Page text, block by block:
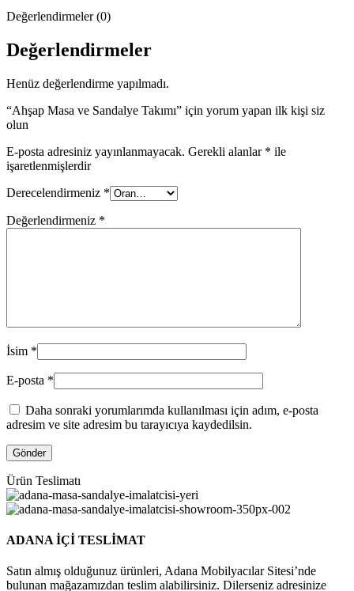
Değerlendirmeler (0)
Değerlendirmeler
Henüz değerlendirme yapılmadı.
“Ahşap Masa ve Sandalye Takımı” için yorum yapan ilk kişi siz
olun
E-posta adresiniz yayınlanmayacak. Gerekli alanlar * ile
işaretlenmişlerdir
Derecelendirmeniz *
Değerlendirmeniz *
İsim *
E-posta *
Daha sonraki yorumlarımda kullanılması için adım, e-posta
adresim ve site adresim bu tarayıcıya kaydedilsin.
Ürün Teslimatı
ADANA İÇİ TESLİMAT
Satın almış olduğunuz ürünleri, Adana Mobilyacılar Sitesi’nde
bulunan mağazamızdan teslim alabilirsiniz. Dilerseniz adresinize